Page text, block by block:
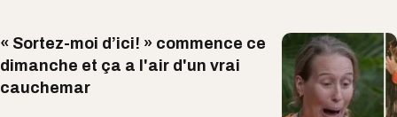
« Sortez-moi d’ici! » commence ce
dimanche et ça a l'air d'un vrai
cauchemar